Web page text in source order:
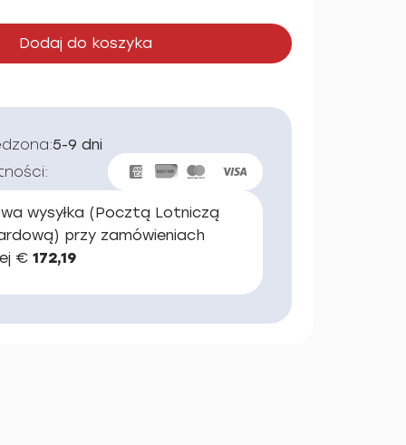
Dodaj do koszyka
5-9 dni
wysyłka (Pocztą Lotniczą
przy zamówieniach
€ 172,19